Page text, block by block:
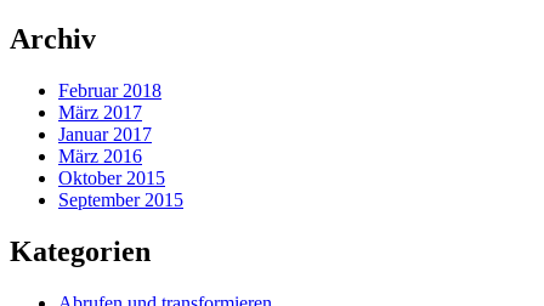
Archiv
Februar 2018
März 2017
Januar 2017
März 2016
Oktober 2015
September 2015
Kategorien